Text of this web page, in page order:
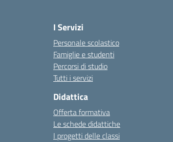
I Servizi
Personale scolastico
Famiglie e studenti
Percorsi di studio
Tutti i servizi
Didattica
Offerta formativa
Le schede didattiche
I progetti delle classi